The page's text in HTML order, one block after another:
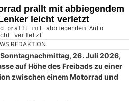
prallt mit abbiegendem
leicht verletzt
REDAKTION
26. Juli 2026,
auf Höhe des Freibads zu einer
zwischen einem Motorrad und